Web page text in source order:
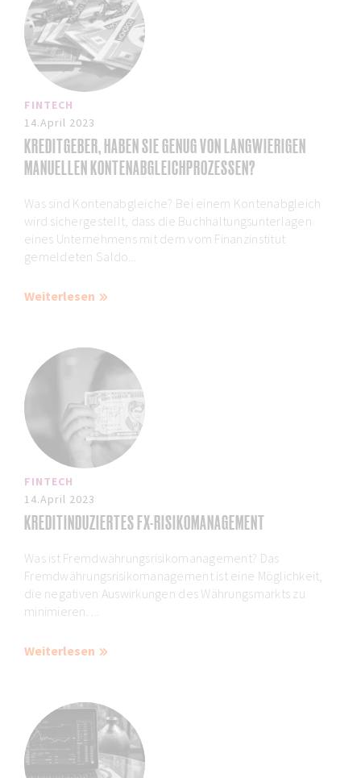
FINTECH
14.April 2023
KREDITGEBER, HABEN SIE GENUG VON LANGWIERIGEN
MANUELLEN KONTENABGLEICHPROZESSEN?
Was sind Kontenabgleiche? Bei einem Kontenabgleich
wird sichergestellt, dass die Buchhaltungsunterlagen
eines Unternehmens mit dem vom Finanzinstitut
gemeldeten Saldo...
Weiterlesen
FINTECH
14.April 2023
KREDITINDUZIERTES FX-RISIKOMANAGEMENT
Was ist Fremdwährungsrisikomanagement? Das
Fremdwährungsrisikomanagement ist eine Möglichkeit,
die negativen Auswirkungen des Währungsmarkts zu
minimieren. ...
Weiterlesen